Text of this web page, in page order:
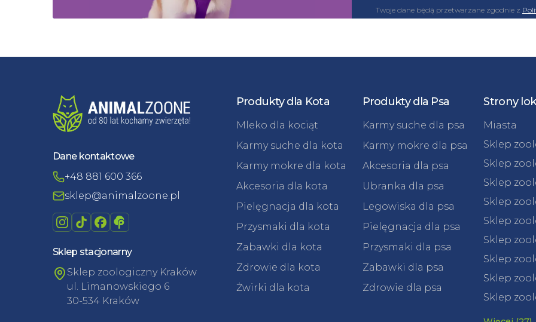
Twoje dane będą przetwarzane zgodnie z
Dane kontaktowe
+48 881 600 366
sklep@animalzoone.pl
Sklep stacjonarny
Sklep zoologiczny Kraków
ul. Limanowskiego 6
30-534 Kraków
Produkty dla Kota
Mleko dla kociąt
Karmy suche dla kota
Karmy mokre dla kota
Akcesoria dla kota
Pielęgnacja dla kota
Przysmaki dla kota
Zabawki dla kota
Zdrowie dla kota
Żwirki dla kota
Produkty dla Psa
Karmy suche dla psa
Karmy mokre dla psa
Akcesoria dla psa
Ubranka dla psa
Legowiska dla psa
Pielęgnacja dla psa
Przysmaki dla psa
Zabawki dla psa
Zdrowie dla psa
Strony
Miasta
Sklep
Sklep
Sklep
Sklep
Sklep
Sklep
Sklep
Sklep
Sklep